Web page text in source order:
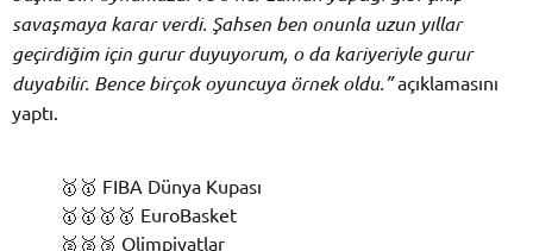
savaşmaya karar verdi. Şahsen ben onunla uzun yıllar
geçirdiğim için gurur duyuyorum, o da kariyeriyle gurur
duyabilir. Bence birçok oyuncuya örnek oldu.”açıklamasını
yaptı.
🥇🥇 FIBA Dünya Kupası
🥇🥇🥇🥇 EuroBasket
🥈🥈🥉 Olimpiyatlar